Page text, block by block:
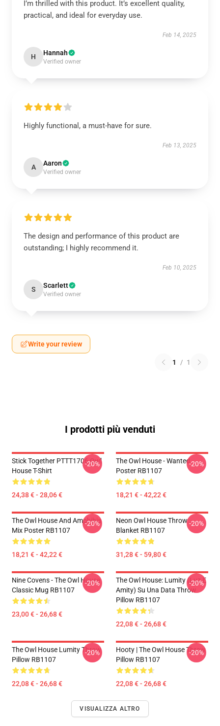
I’m thrilled with this product. It’s excellent quality,
practical, and ideal for everyday use.
Feb 14, 2025
H Hannah
Verified owner
Highly functional, a must-have for sure.
Feb 13, 2025
A Aaron
Verified owner
The design and performance of this product are
outstanding; I highly recommend it.
Feb 10, 2025
S Scarlett
Verified owner
Write your review
1 / 1
I prodotti più venduti
Stick Together PTTT1706 Owl
House T-Shirt
24,38 € - 28,06 €
-20%
The Owl House - Wanted
Poster RB1107
18,21 € - 42,22 €
-20%
The Owl House And Amphibia
Mix Poster RB1107
18,21 € - 42,22 €
-20%
Neon Owl House Throw
Blanket RB1107
31,28 € - 59,80 €
-20%
Nine Covens - The Owl House
Classic Mug RB1107
23,00 € - 26,68 €
-20%
The Owl House: Lumity (Luz E
Amity) Su Una Data Throw
Pillow RB1107
22,08 € - 26,68 €
-20%
The Owl House Lumity Throw
Pillow RB1107
22,08 € - 26,68 €
-20%
Hooty | The Owl House Throw
Pillow RB1107
22,08 € - 26,68 €
-20%
VISUALIZZA ALTRO